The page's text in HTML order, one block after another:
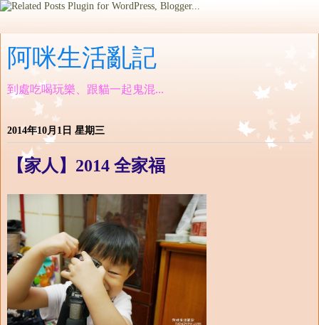
阿咪生活亂記
到處吃喝玩樂、跟貓一起鬼混...
2014年10月1日 星期三
【家人】2014 全家福